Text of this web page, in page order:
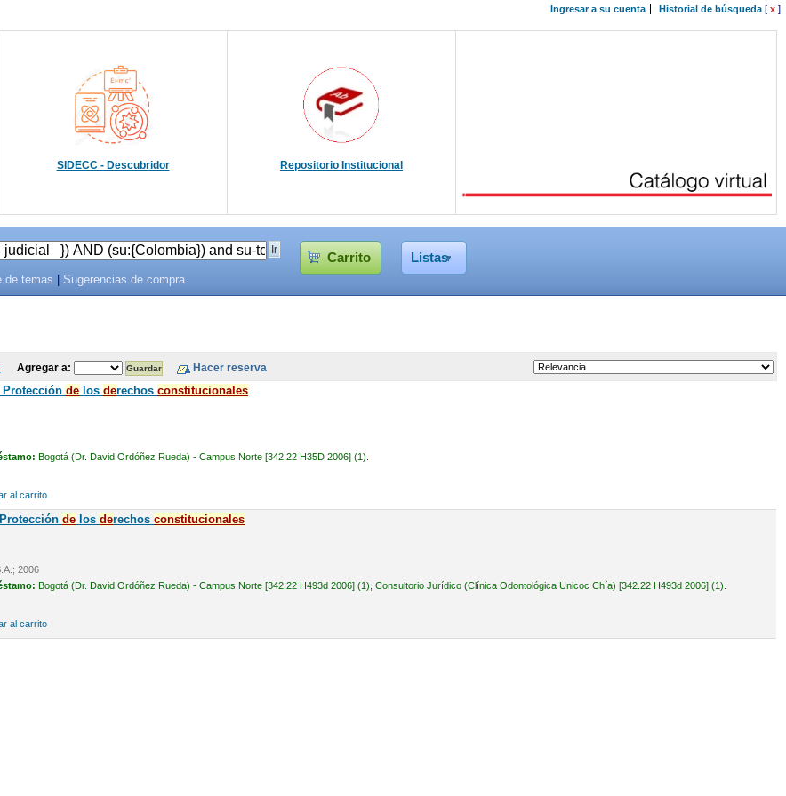
Ingresar a su cuenta Historial de búsqueda[ x ]
SIDECC - Descubridor Repositorio Institucional
Carrito Listas
de temas Sugerencias de compra
Agregar a:
delos derechos constitucionales
Bogotá (Dr. David Ordóñez Rueda) - Campus Norte [342.22 H35D 2006] (1).
al carrito
delos derechos constitucionales
2006
Bogotá (Dr. David Ordóñez Rueda) - Campus Norte [342.22 H493d 2006] (1), Consultorio Jurídico (Clínica Odontológica Unicoc Chía) [342.22 H493d 2006] (1).
al carrito